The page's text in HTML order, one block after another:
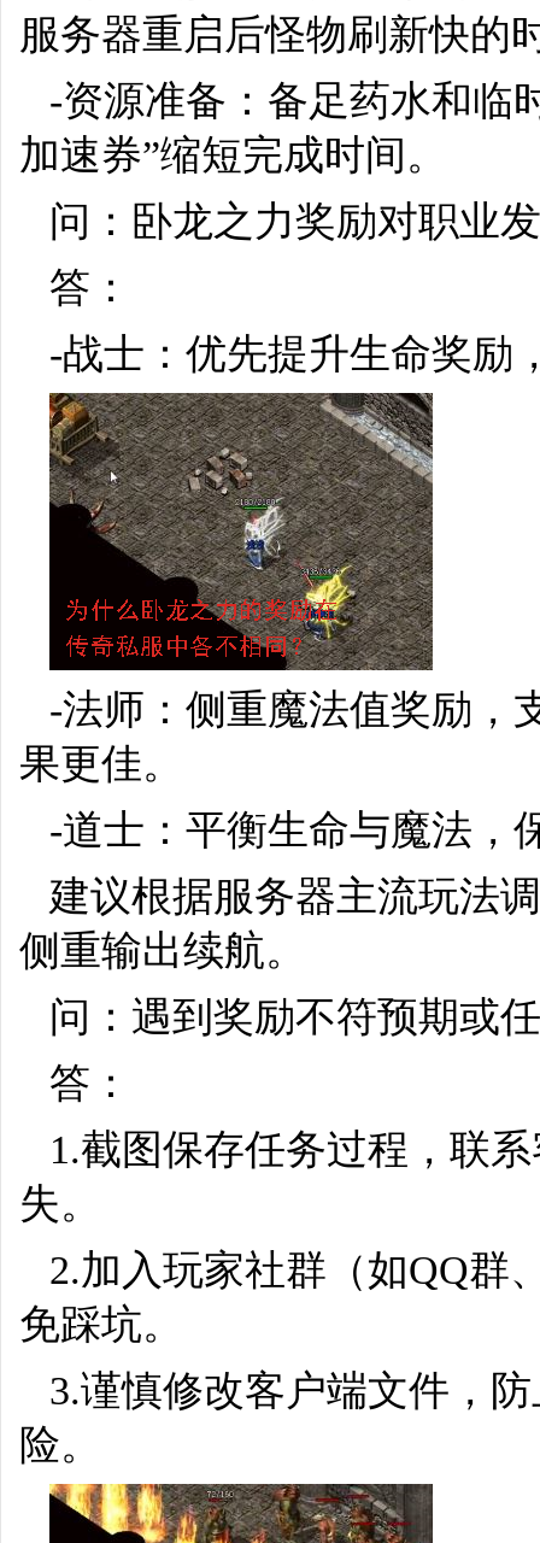
服务器重启后怪物刷新快的
-资源准备：备足药水和临
加速券”缩短完成时间。
问：卧龙之力奖励对职业
答：
-战士：优先提升生命奖励
-法师：侧重魔法值奖励，
果更佳。
-道士：平衡生命与魔法，
建议根据服务器主流玩法
侧重输出续航。
问：遇到奖励不符预期或
答：
1.截图保存任务过程，联
失。
2.加入玩家社群（如QQ群
免踩坑。
3.谨慎修改客户端文件，
险。